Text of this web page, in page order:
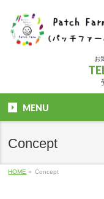
お
MENU
Concept
HOME » Concept